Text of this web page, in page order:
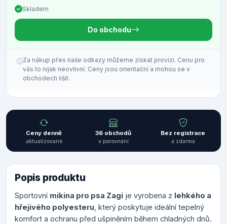
Skladem
Do obchodu
Za nákup přes naše odkazy můžeme získat provizi. Cenu pro
vás to nijak neovlivní. Ceny jsou orientační a mohou se v
obchodech lišit.
Ceny denně
aktualizované
36 obchodů
v porovnání
Bez registrace
a zdarma
Popis produktu
Sportovní mikina pro psa Zagi je vyrobena z lehkého a
hřejivého polyesteru , který poskytuje ideální tepelný
komfort a ochranu před ušpiněním během chladných dnů.